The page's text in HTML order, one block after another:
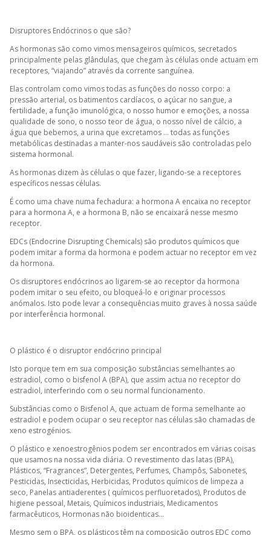
Disruptores Endócrinos o que são?
As hormonas são como vimos mensageiros químicos, secretados
principalmente pelas glândulas, que chegam às células onde actuam em
receptores, “viajando” através da corrente sanguínea.
Elas controlam como vimos todas as funções do nosso corpo: a
pressão arterial, os batimentos cardíacos, o açúcar no sangue, a
fertilidade, a função imunológica, o nosso humor e emoções, a nossa
qualidade de sono, o nosso teor de água, o nosso nível de cálcio, a
água que bebemos, a urina que excretamos ... todas as funções
metabólicas destinadas a manter-nos saudáveis são controladas pelo
sistema hormonal.
As hormonas dizem às células o que fazer, ligando-se a receptores
específicos nessas células.
É como uma chave numa fechadura: a hormona A encaixa no receptor
para a hormona A, e a hormona B, não se encaixará nesse mesmo
receptor.
EDCs (Endocrine Disrupting Chemicals) são produtos químicos que
podem imitar a forma da hormona e podem actuar no receptor em vez
da hormona.
Os disruptores endócrinos ao ligarem-se ao receptor da hormona
podem imitar o seu efeito, ou bloqueá-lo e originar processos
anómalos. Isto pode levar a consequências muito graves à nossa saúde
por interferência hormonal.
O plástico é o disruptor endócrino principal
Isto porque tem em sua composição substâncias semelhantes ao
estradiol, como o bisfenol A (BPA), que assim actua no receptor do
estradiol, interferindo com o seu normal funcionamento.
Substâncias como o Bisfenol A, que actuam de forma semelhante ao
estradiol e podem ocupar o seu receptor nas células são chamadas de
xeno estrogénios.
O plástico e xenoestrogênios podem ser encontrados em várias coisas
que usamos na nossa vida diária. O revestimento das latas (BPA),
Plásticos, “Fragrances”, Detergentes, Perfumes, Champôs, Sabonetes,
Pesticidas, Insecticidas, Herbicidas, Produtos químicos de limpeza a
seco, Panelas antiaderentes ( químicos perfluoretados), Produtos de
higiene pessoal, Metais, Químicos industriais, Medicamentos
farmacêuticos, Hormonas não bioidenticas...
Mesmo sem o BPA, os plásticos têm na composição outros EDC como